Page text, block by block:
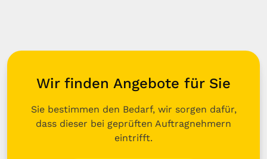
Wir finden Angebote für Sie
Sie bestimmen den Bedarf, wir sorgen dafür,
dass dieser bei geprüften Auftragnehmern
eintrifft.